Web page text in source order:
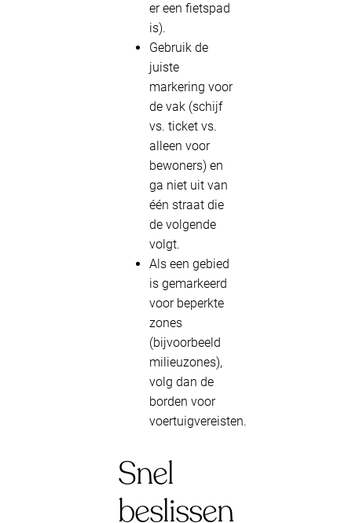
er een fietspad
is).
Gebruik de
juiste
markering voor
de vak (schijf
vs. ticket vs.
alleen voor
bewoners) en
ga niet uit van
één straat die
de volgende
volgt.
Als een gebied
is gemarkeerd
voor beperkte
zones
(bijvoorbeeld
milieuzones),
volg dan de
borden voor
voertuigvereisten.
Snel
beslissen